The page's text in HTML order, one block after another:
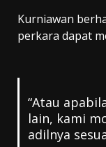
Kurniawan
perkara dapat
“Atau
lain, kami
adilnya